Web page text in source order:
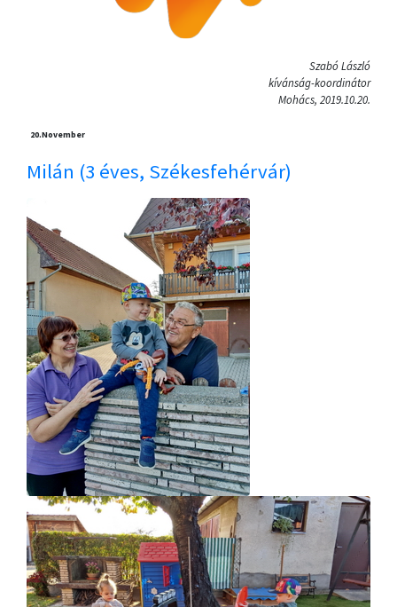
Szabó László
kívánság-koordinátor
Mohács, 2019.10.20.
20.November
Milán (3 éves, Székesfehérvár)